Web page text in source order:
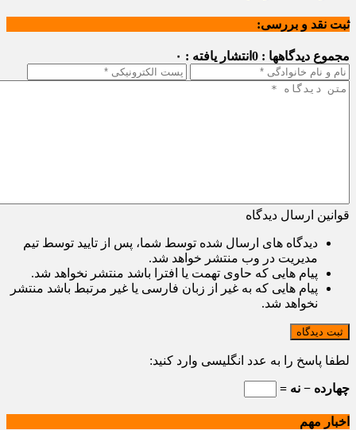
ثبت نقد و بررسی:
مجموع دیدگاهها : 0 انتشار یافته : ۰
قوانین ارسال دیدگاه
دیدگاه های ارسال شده توسط شما، پس از تایید توسط تیم
مدیریت در وب منتشر خواهد شد.
پیام هایی که حاوی تهمت یا افترا باشد منتشر نخواهد شد.
پیام هایی که به غیر از زبان فارسی یا غیر مرتبط باشد منتشر
نخواهد شد.
ثبت دیدگاه
لطفا پاسخ را به عدد انگلیسی وارد کنید:
چهارده − نه =
اخبار مهم